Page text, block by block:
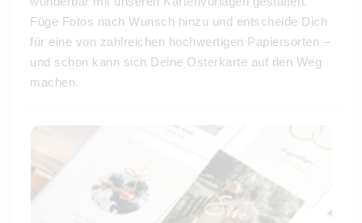
Füge Fotos nach Wunsch hinzu und entscheide Dich
für eine von zahlreichen hochwertigen Papiersorten –
und schon kann sich Deine Osterkarte auf den Weg
machen.